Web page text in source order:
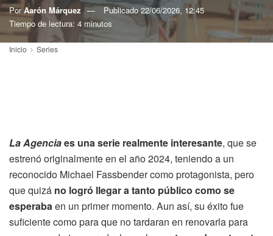
Por Aarón Márquez Publicado22/06/2026, 12:45
Tiempo de lectura: 4 minutos
Inicio Series
La Agenciaes una serie realmente interesante, que se
estrenó originalmente en el año 2024, teniendo a un
reconocido Michael Fassbender como protagonista, pero
que quizá no logró llegar a tanto público como se
esperabaen un primer momento. Aun así, su éxito fue
suficiente como para que no tardaran en renovarla para